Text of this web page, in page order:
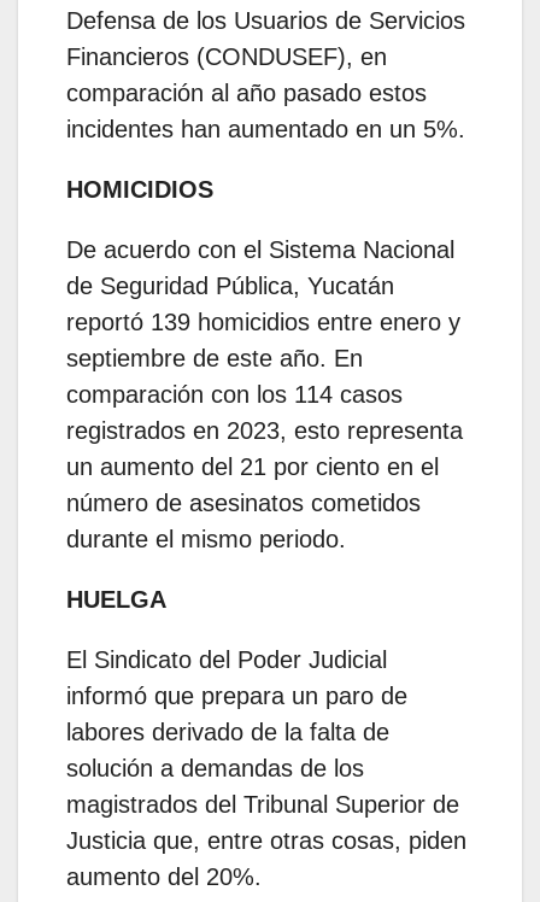
Defensa de los Usuarios de Servicios
Financieros (CONDUSEF), en
comparación al año pasado estos
incidentes han aumentado en un 5%.
HOMICIDIOS
De acuerdo con el Sistema Nacional
de Seguridad Pública, Yucatán
reportó 139 homicidios entre enero y
septiembre de este año. En
comparación con los 114 casos
registrados en 2023, esto representa
un aumento del 21 por ciento en el
número de asesinatos cometidos
durante el mismo periodo.
HUELGA
El Sindicato del Poder Judicial
informó que prepara un paro de
labores derivado de la falta de
solución a demandas de los
magistrados del Tribunal Superior de
Justicia que, entre otras cosas, piden
aumento del 20%.